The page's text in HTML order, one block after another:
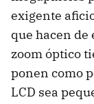
exigente
que hacen de
zoom óptico
ponen como
LCD sea